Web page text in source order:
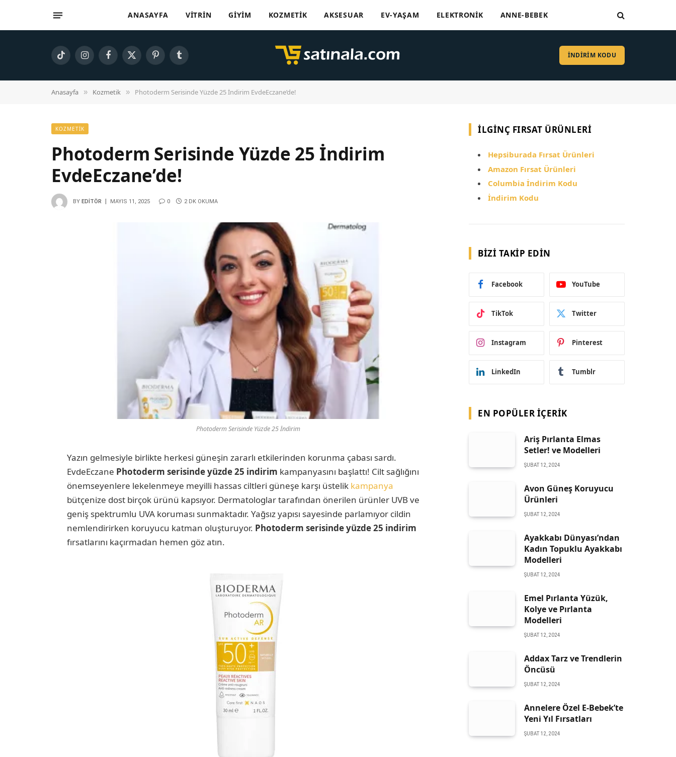
ANASAYFA VITRIN GIYIM KOZMETIK AKSESUAR EV-YAŞAM ELEKTRONIK ANNE-BEBEK
TikTok InstagramFacebook
X
PinterestTumblr İNDİRİM KODU
Anasayfa » Kozmetik » Photoderm Serisinde Yüzde 25 İndirim EvdeEczane’de!
KOZMETIK
Photoderm Serisinde Yüzde 25 İndirim
EvdeEczane’de!
BY EDITÖR MAYIS 11, 2025 0 2 DK OKUMA
Photoderm Serisinde Yüzde 25 İndirim
Yazın gelmesiyle birlikte herkesi güneşin zararlı etkilerinden korunma çabası sardı.
EvdeEczane Photoderm serisinde yüzde 25 indirim kampanyasını başlattı! Cilt sağlığını
önemseyenlere lekelenmeye meyilli hassas ciltleri güneşe karşı üstelik kampanya
bütçenize dost birçok ürünü kapsıyor. Dermatologlar tarafından önerilen ürünler UVB ve
geniş spektrumlu UVA koruması sunmaktadır. Yağsız yapısı sayesinde parlamıyor cildin
nemlendirirken koruyucu katman oluşturuyor. Photoderm serisinde yüzde 25 indirim
fırsatlarını kaçırmadan hemen göz atın.
İLGINÇ FIRSAT ÜRÜNLERI
Hepsiburada Fırsat Ürünleri
Amazon Fırsat Ürünleri
Columbia İndirim Kodu
İndirim Kodu
BIZI TAKIP EDIN
Facebook YouTube
TikTok Twitter
Instagram Pinterest
LinkedIn Tumblr
EN POPÜLER İÇERIK
Ariş Pırlanta Elmas
Setler! ve Modelleri
ŞUBAT 12, 2024
Avon Güneş Koruyucu
Ürünleri
ŞUBAT 12, 2024
Ayakkabı Dünyası’ndan
Kadın Topuklu Ayakkabı
Modelleri
ŞUBAT 12, 2024
Emel Pırlanta Yüzük,
Kolye ve Pırlanta
Modelleri
ŞUBAT 12, 2024
Addax Tarz ve Trendlerin
Öncüsü
ŞUBAT 12, 2024
Annelere Özel E-Bebek’te
Yeni Yıl Fırsatları
ŞUBAT 12, 2024